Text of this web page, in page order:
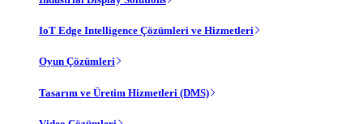
IoT Edge Intelligence Çözümleri ve Hizmetleri
Oyun Çözümleri
Tasarım ve Üretim Hizmetleri (DMS)